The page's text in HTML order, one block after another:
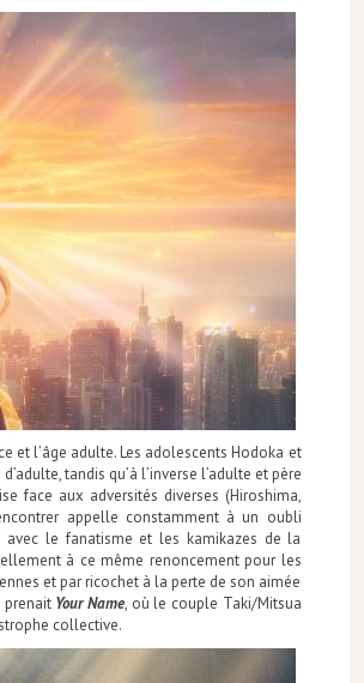
et l’âge adulte. Les adolescents Hodoka et
tandis qu’à l’inverse l’adulte et père
face aux adversités diverses (Hiroshima,
appelle constamment à un oubli
le fanatisme et les kamikazes de la
à ce même renoncement pour les
et par ricochet à la perte de son aimée
prenait Your Name, où le couple Taki/Mitsua
collective.